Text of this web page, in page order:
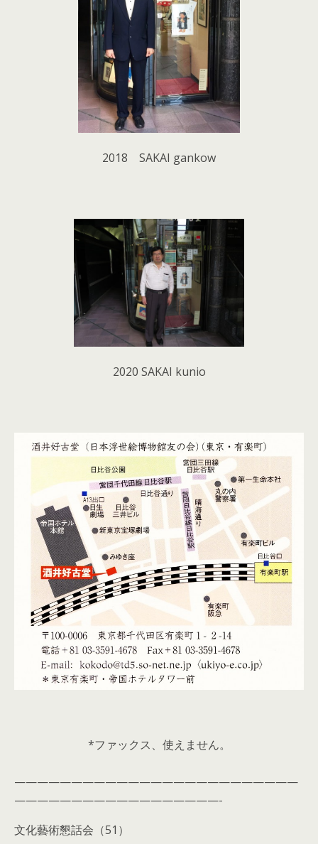
2018 SAKAI gankow
2020 SAKAI kunio
*ファックス、使えません。
—————————————————————————
——————————————————-
文化藝術懇話会（51）